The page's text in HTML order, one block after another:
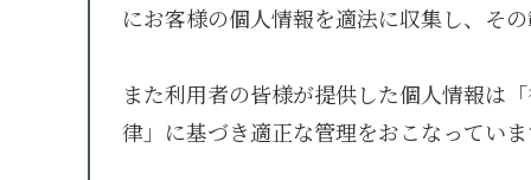
にお客様の個人情報を適法に収集し、そ
また利用者の皆様が提供した個人情報は
律」に基づき適正な管理をおこなってい